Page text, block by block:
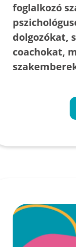
foglalkozó
dolgozókat,
coachokat,